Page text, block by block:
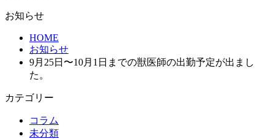
お知らせ
HOME
お知らせ
9月25日〜10月1日までの獣医師の出勤予定が出まし
た。
カテゴリー
コラム
未分類